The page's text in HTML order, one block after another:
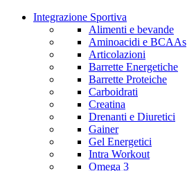
Integrazione Sportiva
Alimenti e bevande
Aminoacidi e BCAAs
Articolazioni
Barrette Energetiche
Barrette Proteiche
Carboidrati
Creatina
Drenanti e Diuretici
Gainer
Gel Energetici
Intra Workout
Omega 3